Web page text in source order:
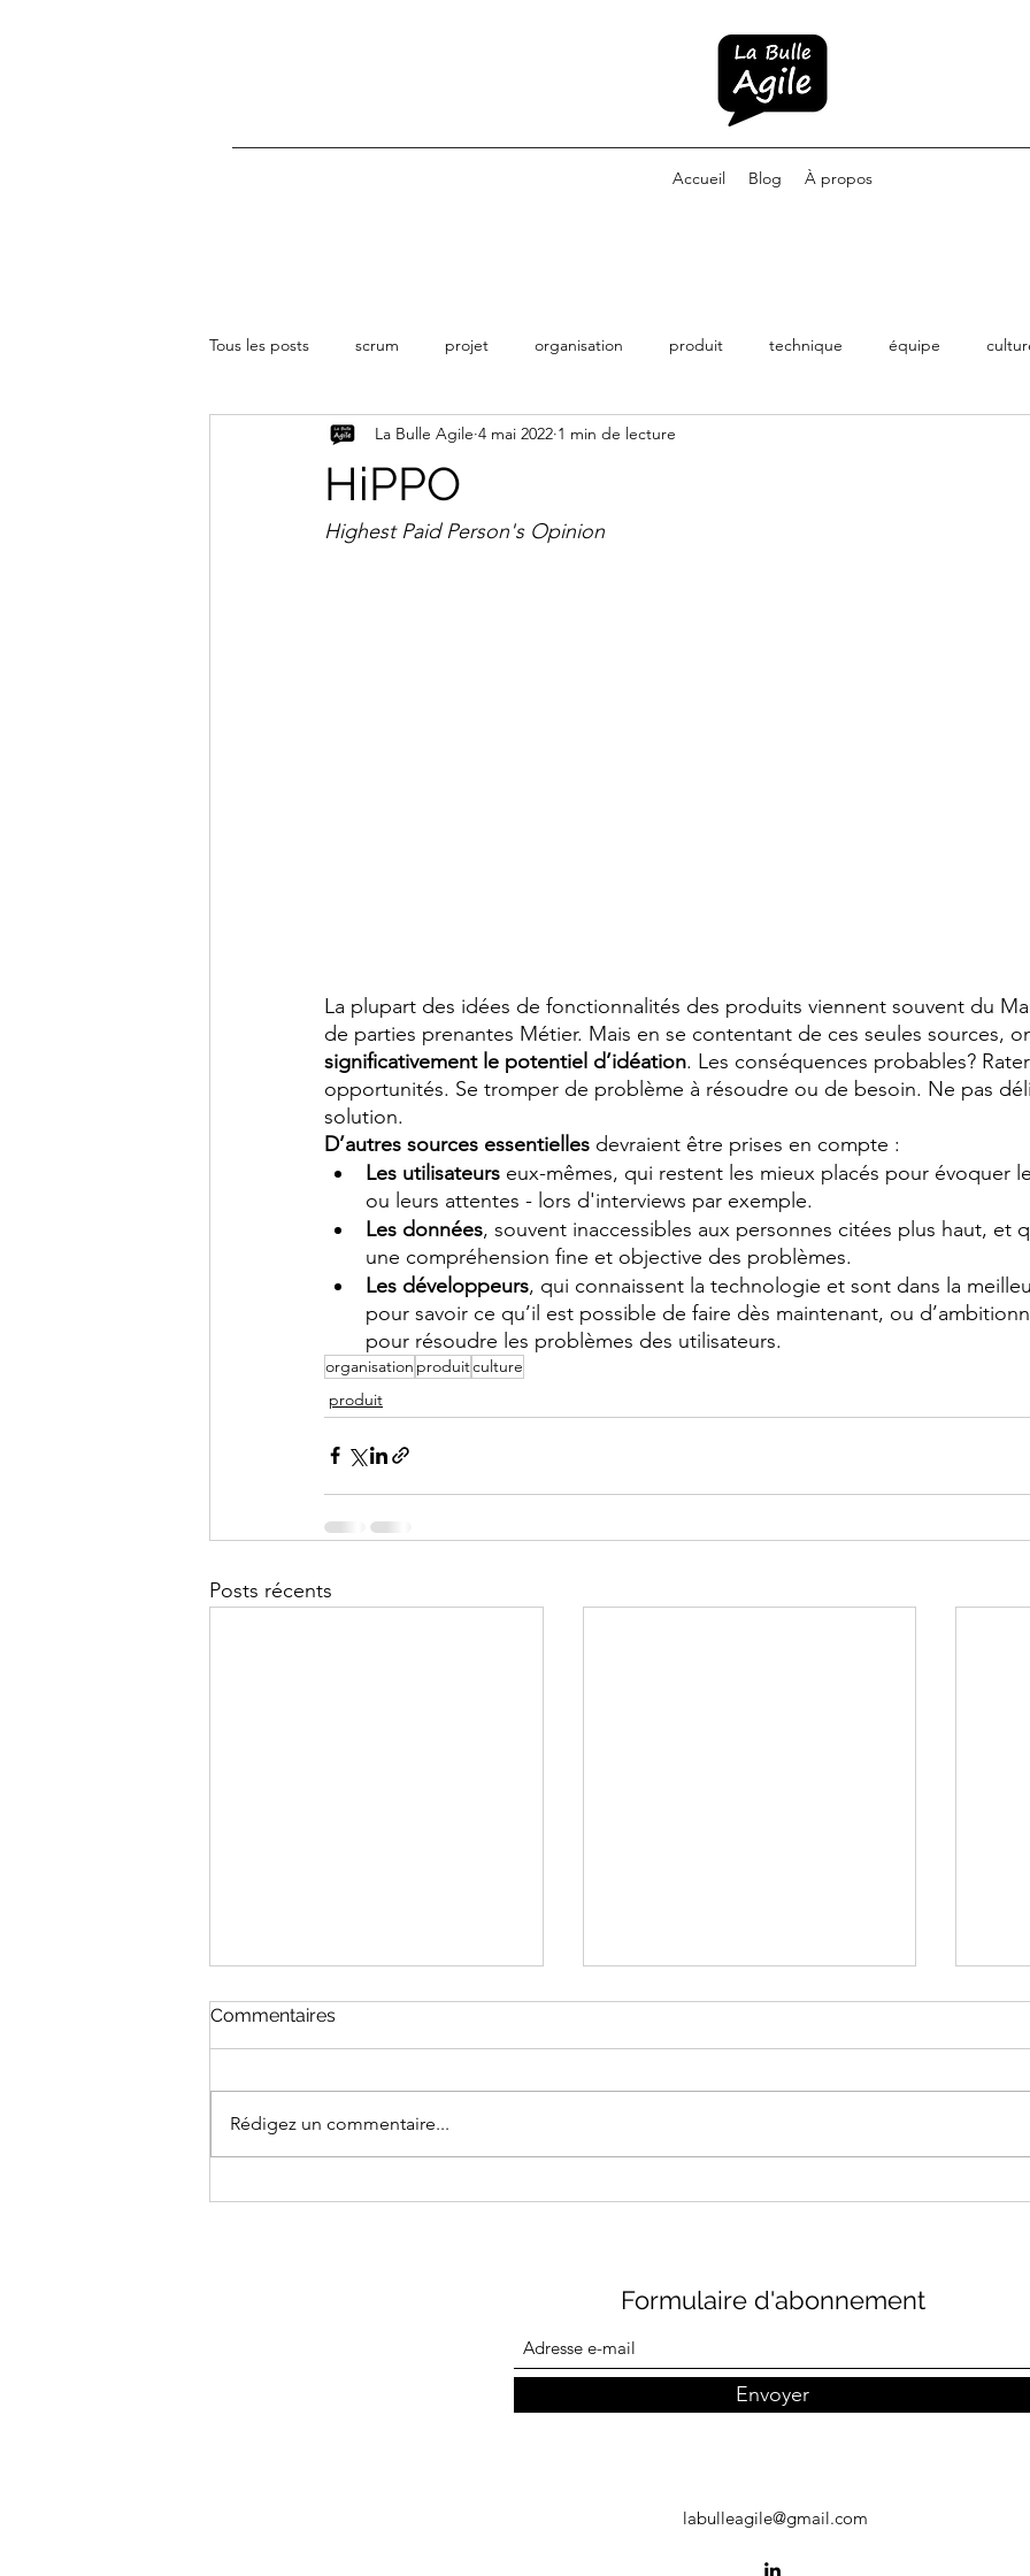
Accueil Blog À propos
Tous les posts scrum projet organisation produit technique équipe
HiPPO
La Bulle Agile 4 mai 2022 1 min de lecture
Highest Paid Person's Opinion
La plupart des idées de fonctionnalités des produits viennent souvent du
de parties prenantes Métier. Mais en se contentant de ces seules sources,
significativement le potentiel d’idéation. Les conséquences probables?
opportunités. Se tromper de problème à résoudre ou de besoin. Ne pas
solution.
D’autres sources essentielles devraient être prises en compte :
Les utilisateurs eux-mêmes, qui restent les mieux placés pour évoquer
ou leurs attentes - lors d'interviews par exemple.
Les données, souvent inaccessibles aux personnes citées plus haut, et
une compréhension fine et objective des problèmes.
Les développeurs, qui connaissent la technologie et sont dans la
pour savoir ce qu’il est possible de faire dès maintenant, ou
pour résoudre les problèmes des utilisateurs.
organisation produitculture
produit
Posts récents
La pyramide "produit"
Commentaires
Rédigez un commentaire...
Formulaire d'abonnement
Envoyer
labulleagile@gmail.com